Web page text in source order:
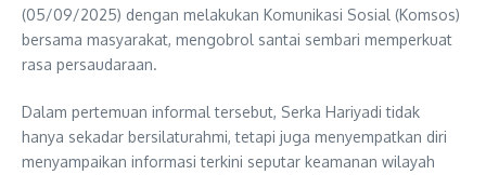
(05/09/2025) dengan melakukan Komunikasi Sosial (Komsos)
bersama masyarakat, mengobrol santai sembari memperkuat
rasa persaudaraan.
Dalam pertemuan informal tersebut, Serka Hariyadi tidak
hanya sekadar bersilaturahmi, tetapi juga menyempatkan diri
menyampaikan informasi terkini seputar keamanan wilayah